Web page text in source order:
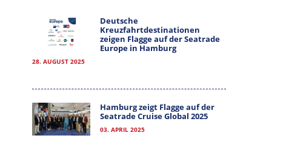
Deutsche
Kreuzfahrtdestinationen
zeigen Flagge auf der Seatrade
Europe in Hamburg
28. AUGUST 2025
Hamburg zeigt Flagge auf der
Seatrade Cruise Global 2025
03. APRIL 2025